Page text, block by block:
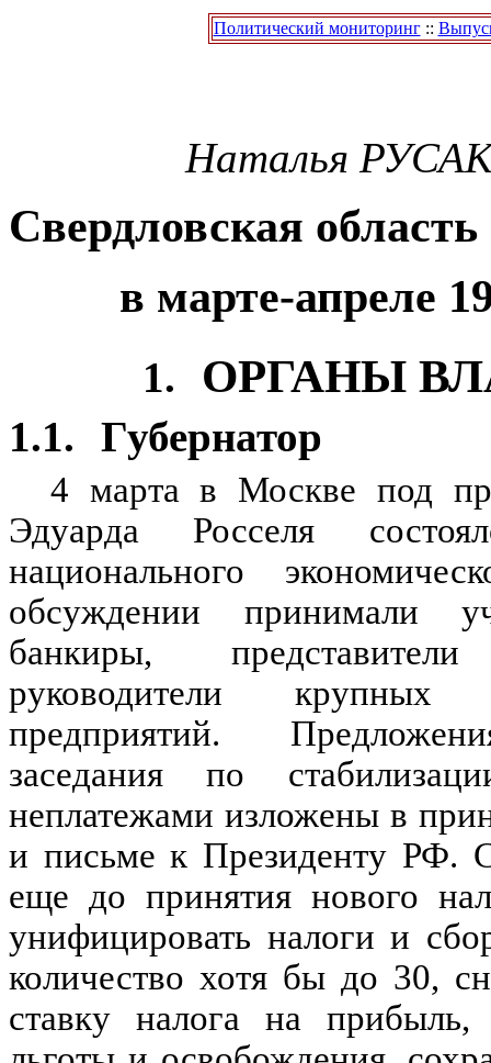
Политический мониторинг::
Наталья
Свердловская область
в марте-апреле
1. ОРГАНЫ
1.1. Губернатор
4 марта в Москве под
Эдуарда Росселя
национального
обсуждении принимали
банкиры,
руководители крупных
предприятий.
заседания по
неплатежами изложены в
и письме к Президенту РФ.
еще до принятия нового
унифицировать налоги и
количество хотя бы до 30,
ставку налога на прибыль,